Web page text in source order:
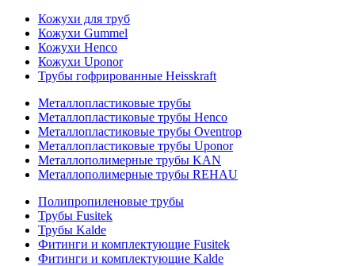
Кожухи для труб
Кожухи Gummel
Кожухи Henco
Кожухи Uponor
Трубы гофрированные Heisskraft
Металлопластиковые трубы
Металлопластиковые трубы Henco
Металлопластиковые трубы Oventrop
Металлопластиковые трубы Uponor
Металлополимерные трубы KAN
Металлополимерные трубы REHAU
Полипропиленовые трубы
Трубы Fusitek
Трубы Kalde
Фитинги и комплектующие Fusitek
Фитинги и комплектующие Kalde